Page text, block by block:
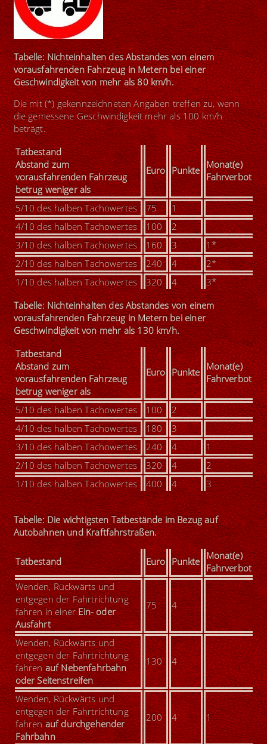
Tabelle: Nichteinhalten des Abstandes von einem
vorausfahrenden Fahrzeug in Metern bei einer
Geschwindigkeit von mehr als 80 km/h.
Die mit (*) gekennzeichneten Angaben treffen zu, wenn
die gemessene Geschwindigkeit mehr als 100 km/h
beträgt.
Tatbestand
Abstand zum
vorausfahrenden Fahrzeug
betrug weniger als
Euro Punkte Monat(e)
Fahrverbot
5/10 des halben Tachowertes 75
1
4/10 des halben Tachowertes
100
2
3/10 des halben Tachowertes
160 3
1*
2/10 des halben Tachowertes
240 4
2*
1/10 des halben Tachowertes
320 4
3*
Tabelle: Nichteinhalten des Abstandes von einem
vorausfahrenden Fahrzeug in Metern bei einer
Geschwindigkeit von mehr als 130 km/h.
Tatbestand
Abstand zum
vorausfahrenden Fahrzeug
betrug weniger als
Euro Punkte Monat(e)
Fahrverbot
5/10 des halben Tachowertes 100
2
4/10 des halben Tachowertes
180
3
3/10 des halben Tachowertes
240 4
1
2/10 des halben Tachowertes
320 4
2
1/10 des halben Tachowertes
400 4 3
Tabelle: Die wichtigsten Tatbestände im Bezug auf
Autobahnen und Kraftfahrstraßen.
Tatbestand Euro Punkte Monat(e)
Fahrverbot
Wenden, Rückwärts und
entgegen der Fahrtrichtung
fahren in einerEin- oder
Ausfahrt
75 4
Wenden, Rückwärts und
entgegen der Fahrtrichtung
fahrenauf Nebenfahrbahn
oder Seitenstreifen
130 4
Wenden, Rückwärts und
entgegen der Fahrtrichtung
fahrenauf durchgehender
Fahrbahn
200 4 1